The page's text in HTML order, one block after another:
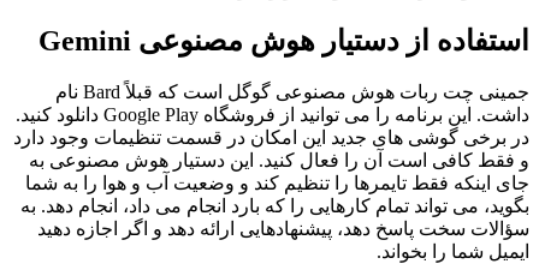
استفاده از دستیار هوش مصنوعی Gemini
جمینی چت ربات هوش مصنوعی گوگل است که قبلاً Bard نام
داشت. این برنامه‌ را می توانید از فروشگاه Google Play دانلود کنید.
در برخی گوشی های جدید این امکان در قسمت تنظیمات وجود دارد
و فقط کافی است آن را فعال کنید. این دستیار هوش مصنوعی به
جای اینکه فقط تایمرها را تنظیم کند و وضعیت آب و هوا را به شما
بگوید، می‌ تواند تمام کارهایی را که بارد انجام می‌ داد، انجام دهد. به
سؤالات سخت پاسخ دهد، پیشنهادهایی ارائه دهد و اگر اجازه دهید
ایمیل شما را بخواند.